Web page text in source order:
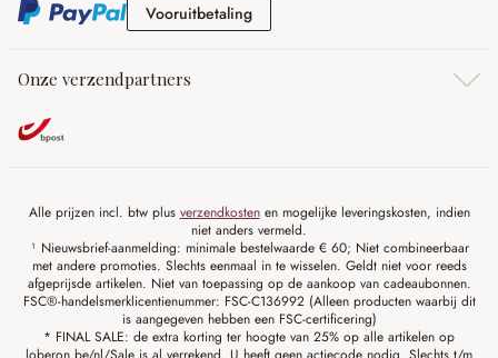
VooruitbetalingVooruitbetaling
Onze verzendpartners
Alle prijzen incl. btw plus verzendkostenen mogelijke leveringskosten, indien
niet anders vermeld.
¹ Nieuwsbrief-aanmelding: minimale bestelwaarde € 60; Niet combineerbaar
met andere promoties. Slechts eenmaal in te wisselen. Geldt niet voor reeds
afgeprijsde artikelen. Niet van toepassing op de aankoop van cadeaubonnen.
FSC®-handelsmerklicentienummer: FSC-C136992 (Alleen producten waarbij dit
is aangegeven hebben een FSC-certificering)
* FINAL SALE: de extra korting ter hoogte van 25% op alle artikelen op